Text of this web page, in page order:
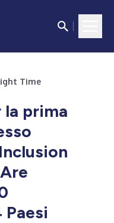
Time
la prima